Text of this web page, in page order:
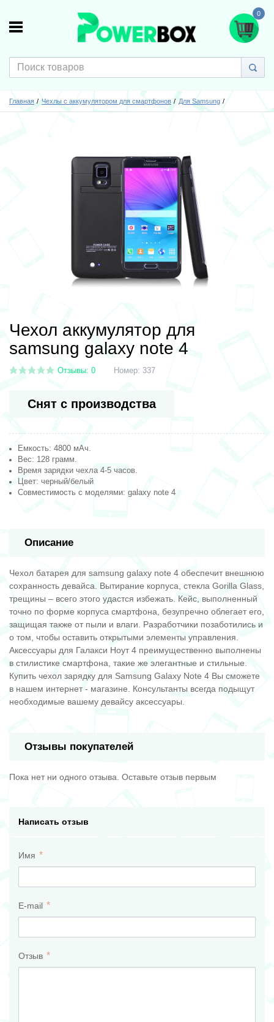
0
Главная Чехлы с аккумулятором для смартфонов Для Samsung
Чехол аккумулятор для
samsung galaxy note 4
Отзывы: 0 Номер: 337
Снят с производства
Емкость: 4800 мАч.
Вес: 128 грамм.
Время зарядки чехла 4-5 часов.
Цвет: черный/белый
Совместимость с моделями: galaxy note 4
Описание
Чехол батарея для samsung galaxy note 4 обеспечит внешнюю
сохранность девайса. Вытирание корпуса, стекла Gorilla Glass,
трещины – всего этого удастся избежать. Кейс, выполненный
точно по форме корпуса смартфона, безупречно облегает его,
защищая также от пыли и влаги. Разработчики позаботились и
о том, чтобы оставить открытыми элементы управления.
Аксессуары для Галакси Ноут 4 преимущественно выполнены
в стилистике смартфона, такие же элегантные и стильные.
Купить чехол зарядку для Samsung Galaxy Note 4 Вы сможете
в нашем интернет - магазине. Консультанты всегда подыщут
необходимые вашему девайсу аксессуары.
Отзывы покупателей
Пока нет ни одного отзыва. Оставьте отзыв первым
Написать отзыв
Имя
E-mail
Отзыв